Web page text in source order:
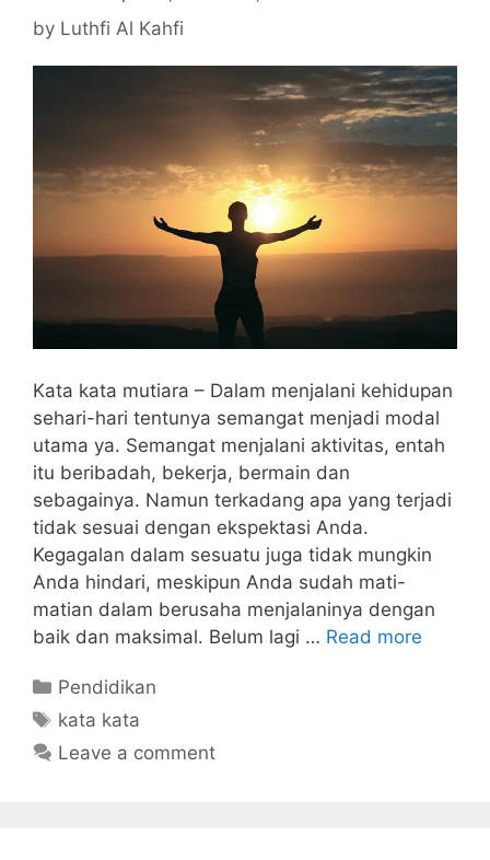
by Luthfi Al Kahfi
Kata kata mutiara – Dalam menjalani kehidupan
sehari-hari tentunya semangat menjadi modal
utama ya. Semangat menjalani aktivitas, entah
itu beribadah, bekerja, bermain dan
sebagainya. Namun terkadang apa yang terjadi
tidak sesuai dengan ekspektasi Anda.
Kegagalan dalam sesuatu juga tidak mungkin
Anda hindari, meskipun Anda sudah mati-
matian dalam berusaha menjalaninya dengan
baik dan maksimal. Belum lagi … Read more
Categories
Pendidikan
Tags
kata kata
Leave a comment